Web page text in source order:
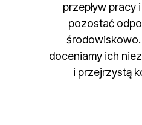
przepływ pracy
pozostać
doceniamy ich
i przejrzystą